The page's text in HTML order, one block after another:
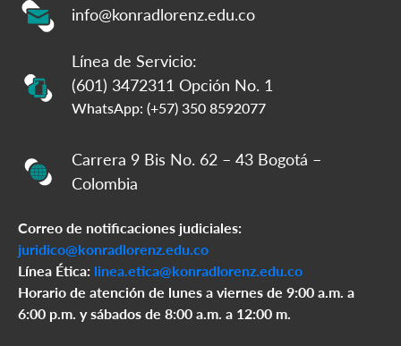
info@konradlorenz.edu.co
Línea de Servicio:
(601) 3472311 Opción No. 1
WhatsApp: (+57) 350 8592077
Carrera 9 Bis No. 62 – 43 Bogotá –
Colombia
Correo de notificaciones judiciales:
juridico@konradlorenz.edu.co
Línea Ética: linea.etica@konradlorenz.edu.co
Horario de atención de lunes a viernes de 9:00 a.m. a
6:00 p.m. y sábados de 8:00 a.m. a 12:00 m.